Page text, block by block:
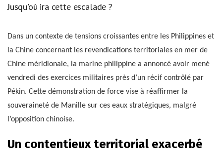
Jusqu'où ira cette escalade ?
Dans un contexte de tensions croissantes entre les Philippines et
la Chine concernant les revendications territoriales en mer de
Chine méridionale, la marine philippine a annoncé avoir mené
vendredi des exercices militaires près d’un récif contrôlé par
Pékin. Cette démonstration de force vise à réaffirmer la
souveraineté de Manille sur ces eaux stratégiques, malgré
l’opposition chinoise.
Un contentieux territorial exacerbé